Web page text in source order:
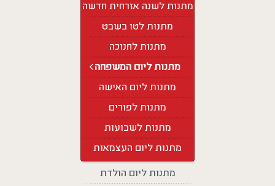
מתנות לשנה אזרחית חדשה
מתנות לטו בשבט
מתנות לחנוכה
מתנות ליום המשפחה
מתנות ליום האישה
מתנות לפורים
מתנות לשבועות
מתנות ליום העצמאות
מתנות ליום הולדת